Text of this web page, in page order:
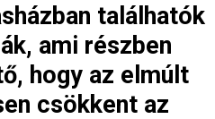
találhatók
ami részben
hogy az elmúlt
csökkent az